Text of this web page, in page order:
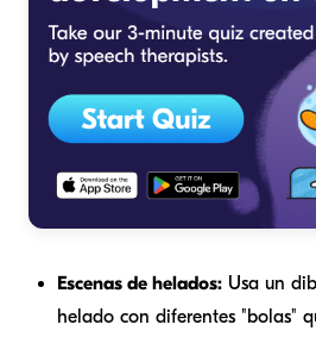
Escenas de helados: Usa un
helado con diferentes "bolas"